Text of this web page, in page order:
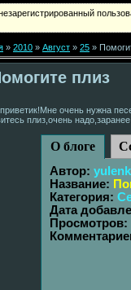
» 2010 » Август » 25 »
плиз
очень нужна
плиз,очень
О блоге
Автор:
Название:
Категория:
Дата
Просмотров: